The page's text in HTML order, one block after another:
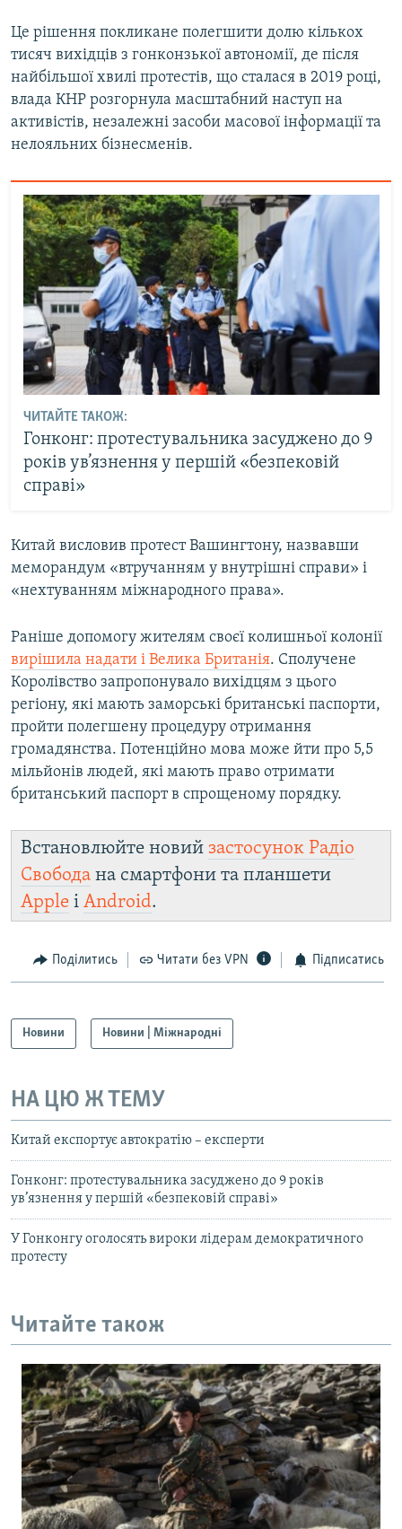
Це рішення покликане полегшити долю кількох
тисяч вихідців з гонконзької автономії, де після
найбільшої хвилі протестів, що сталася в 2019 році,
влада КНР розгорнула масштабний наступ на
активістів, незалежні засоби масової інформації та
нелояльних бізнесменів.
ЧИТАЙТЕ ТАКОЖ:
Гонконг: протестувальника засуджено до 9
років ув’язнення у першій «безпековій
справі»
Китай висловив протест Вашингтону, назвавши
меморандум «втручанням у внутрішні справи» і
«нехтуванням міжнародного права».
Раніше допомогу жителям своєї колишньої колонії
вирішила надати і Велика Британія. Сполучене
Королівство запропонувало вихідцям з цього
регіону, які мають заморські британські паспорти,
пройти полегшену процедуру отримання
громадянства. Потенційно мова може йти про 5,5
мільйонів людей, які мають право отримати
британський паспорт в спрощеному порядку.
Встановлюйте новий застосунок Радіо
Свобода на смартфони та планшети
Apple і Android.
Поділитись Читати без VPN Підписатись
Новини Новини | Міжнародні
НА ЦЮ Ж ТЕМУ
Китай експортує автократію – експерти
Гонконг: протестувальника засуджено до 9 років
ув’язнення у першій «безпековій справі»
У Гонконгу оголосять вироки лідерам демократичного
протесту
Читайте також